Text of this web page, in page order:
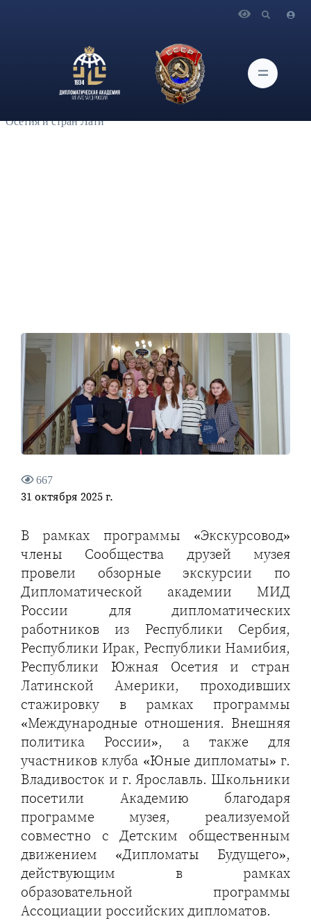
друзей музея провели обзорные экскурсии по
Дипломатической академии МИД России для
дипломатических работников из Республики Сербия,
Республики Ирак, Республики Намибия, Республики Южная
Осетия и стран Лати
667
31 октября 2025 г.
В рамках программы «Экскурсовод»
члены Сообщества друзей музея
провели обзорные экскурсии по
Дипломатической академии МИД
России для дипломатических
работников из Республики Сербия,
Республики Ирак, Республики Намибия,
Республики Южная Осетия и стран
Латинской Америки, проходивших
стажировку в рамках программы
«Международные отношения. Внешняя
политика России», а также для
участников клуба «Юные дипломаты» г.
Владивосток и г. Ярославль. Школьники
посетили Академию благодаря
программе музея, реализуемой
совместно с Детским общественным
движением «Дипломаты Будущего»,
действующим в рамках
образовательной программы
Ассоциации российских дипломатов.